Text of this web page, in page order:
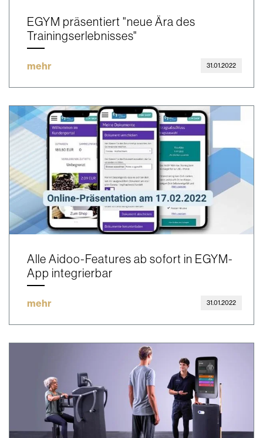
EGYM präsentiert "neue Ära des
Trainingserlebnisses"
mehr 31.01.2022
Alle Aidoo-Features ab sofort in EGYM-
App integrierbar
mehr 31.01.2022